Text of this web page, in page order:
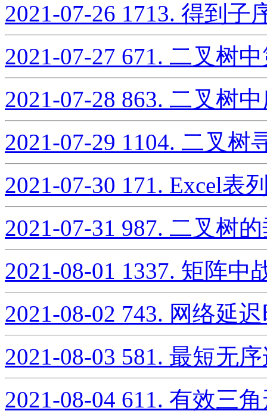
2021-07-26 1713. 得到子
2021-07-27 671. 二叉树
2021-07-28 863. 二叉树
2021-07-29 1104. 二叉树
2021-07-30 171. Excel表
2021-07-31 987. 二叉树
2021-08-01 1337. 矩阵中
2021-08-02 743. 网络延
2021-08-03 581. 最短无
2021-08-04 611. 有效三